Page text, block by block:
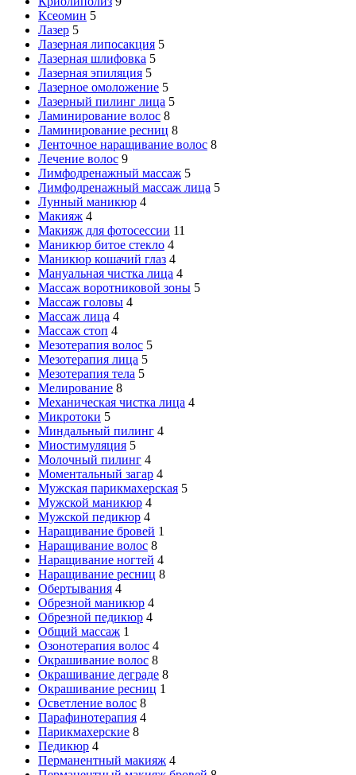
Ксеомин 5
Лазер 5
Лазерная липосакция 5
Лазерная шлифовка 5
Лазерная эпиляция 5
Лазерное омоложение 5
Лазерный пилинг лица 5
Ламинирование волос 8
Ламинирование ресниц 8
Ленточное наращивание волос 8
Лечение волос 9
Лимфодренажный массаж 5
Лимфодренажный массаж лица 5
Лунный маникюр 4
Макияж 4
Макияж для фотосессии 11
Маникюр битое стекло 4
Маникюр кошачий глаз 4
Мануальная чистка лица 4
Массаж воротниковой зоны 5
Массаж головы 4
Массаж лица 4
Массаж стоп 4
Мезотерапия волос 5
Мезотерапия лица 5
Мезотерапия тела 5
Мелирование 8
Механическая чистка лица 4
Микротоки 5
Миндальный пилинг 4
Миостимуляция 5
Молочный пилинг 4
Моментальный загар 4
Мужская парикмахерская 5
Мужской маникюр 4
Мужской педикюр 4
Наращивание бровей 1
Наращивание волос 8
Наращивание ногтей 4
Наращивание ресниц 8
Обертывания 4
Обрезной маникюр 4
Обрезной педикюр 4
Общий массаж 1
Озонотерапия волос 4
Окрашивание волос 8
Окрашивание деграде 8
Окрашивание ресниц 1
Осветление волос 8
Парафинотерапия 4
Парикмахерские 8
Педикюр 4
Перманентный макияж 4